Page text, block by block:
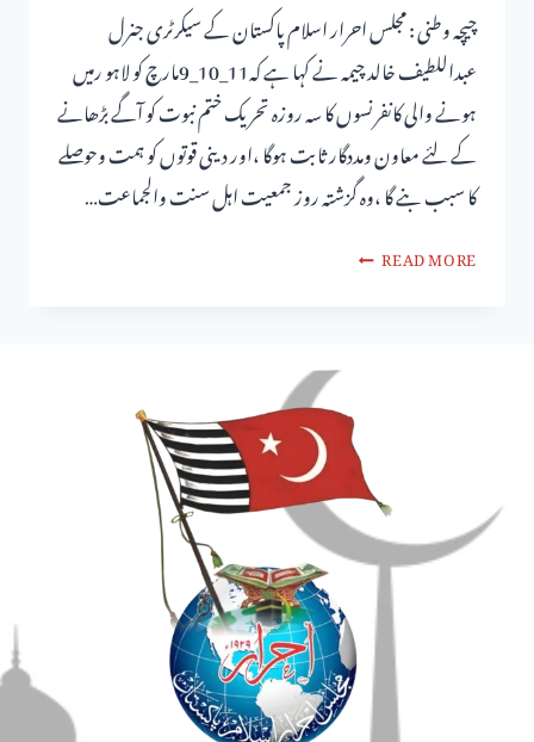
چیچہ وطنی : مجلس احرار اسلام پاکستان کے سیکرٹری جنرل
عبداللطیف خالد چیمہ نے کہا ہے کہ11_10_9مارچ کو لاہو رمیں
ہونے والی کانفرنسوں کا سہ روزہ تحریک ختم نبوت کو آگے بڑھانے
کے لئے معاون ومددگار ثابت ہوگا ،اور دینی قوتوں کو ہمت وحوصلے
کا سبب بنے گا ،وہ گزشتہ روز جمعیت اہل سنت والجماعت…
READ MORE